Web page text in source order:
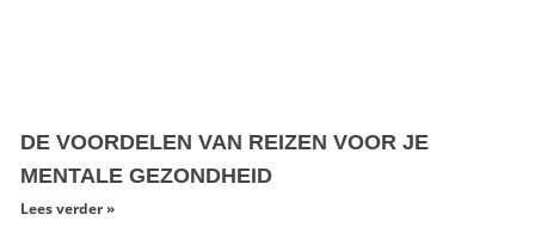
DE VOORDELEN VAN REIZEN VOOR JE
MENTALE GEZONDHEID
Lees verder »